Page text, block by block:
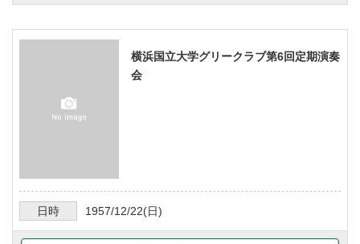
横浜国立大学グリークラブ第6回定期演奏
会
日時 1957/12/22(日)